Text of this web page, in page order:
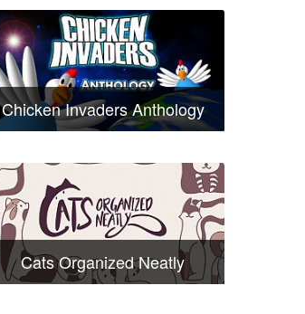
Chicken Invaders Anthology
Cats Organized Neatly